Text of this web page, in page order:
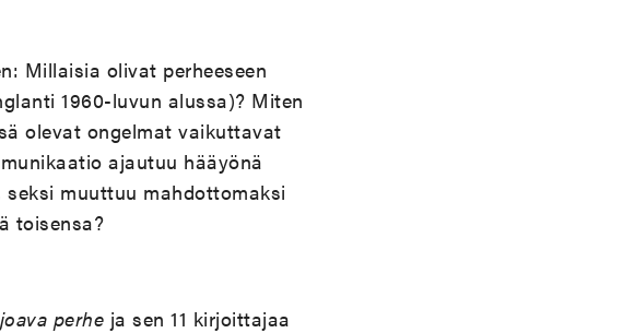
Millaisia olivat perheeseen
1960-luvun alussa)? Miten
olevat ongelmat vaikuttavat
ajautuu hääyönä
muuttuu mahdottomaksi
toisensa?
perhe ja sen 11 kirjoittajaa